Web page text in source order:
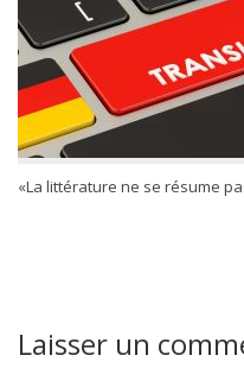
«La littérature ne se résume
Laisser un